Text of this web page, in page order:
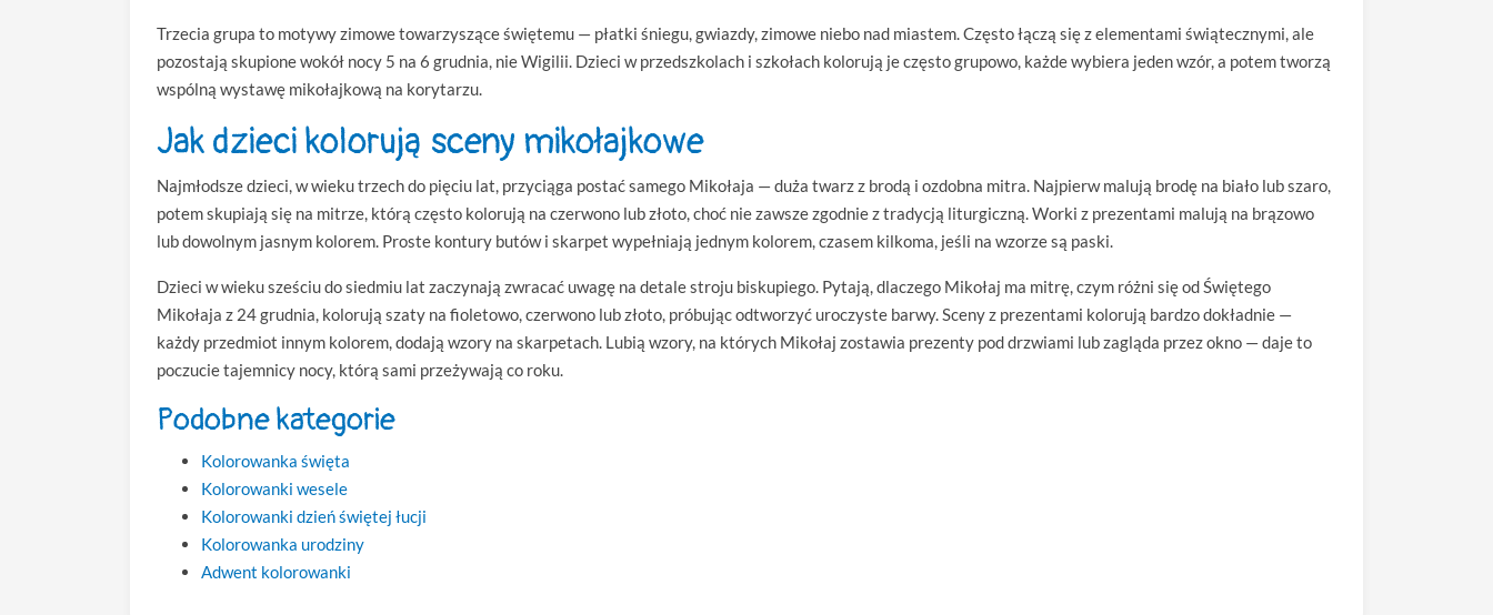
Trzecia grupa to motywy zimowe towarzyszące świętemu — płatki śniegu, gwiazdy, zimowe niebo nad miastem. Często łączą się z elementami świątecznymi, ale
pozostają skupione wokół nocy 5 na 6 grudnia, nie Wigilii. Dzieci w przedszkolach i szkołach kolorują je często grupowo, każde wybiera jeden wzór, a potem tworzą
wspólną wystawę mikołajkową na korytarzu.
Jak dzieci kolorują sceny mikołajkowe
Najmłodsze dzieci, w wieku trzech do pięciu lat, przyciąga postać samego Mikołaja — duża twarz z brodą i ozdobna mitra. Najpierw malują brodę na biało lub szaro,
potem skupiają się na mitrze, którą często kolorują na czerwono lub złoto, choć nie zawsze zgodnie z tradycją liturgiczną. Worki z prezentami malują na brązowo
lub dowolnym jasnym kolorem. Proste kontury butów i skarpet wypełniają jednym kolorem, czasem kilkoma, jeśli na wzorze są paski.
Dzieci w wieku sześciu do siedmiu lat zaczynają zwracać uwagę na detale stroju biskupiego. Pytają, dlaczego Mikołaj ma mitrę, czym różni się od Świętego
Mikołaja z 24 grudnia, kolorują szaty na fioletowo, czerwono lub złoto, próbując odtworzyć uroczyste barwy. Sceny z prezentami kolorują bardzo dokładnie —
każdy przedmiot innym kolorem, dodają wzory na skarpetach. Lubią wzory, na których Mikołaj zostawia prezenty pod drzwiami lub zagląda przez okno — daje to
poczucie tajemnicy nocy, którą sami przeżywają co roku.
Podobne kategorie
Kolorowanka święta
Kolorowanki wesele
Kolorowanki dzień świętej łucji
Kolorowanka urodziny
Adwent kolorowanki